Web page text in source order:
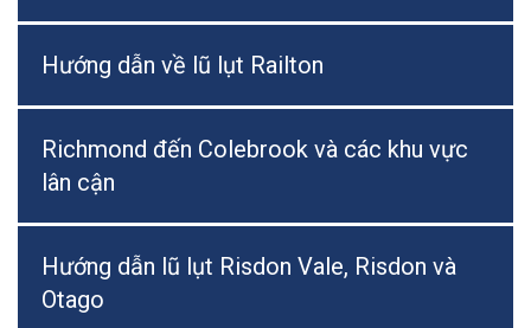
Hướng dẫn về lũ lụt Railton
Richmond đến Colebrook và các khu vực
lân cận
Hướng dẫn lũ lụt Risdon Vale, Risdon và
Otago